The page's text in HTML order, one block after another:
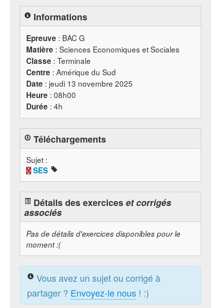
Informations
Epreuve : BACG
Matière : Sciences Economiques et Sociales
Classe : Terminale
Centre : Amérique du Sud
Date : jeudi 13 novembre 2025
Heure : 08h00
Durée : 4h
Téléchargements
Sujet :
SES
Détails des exerciceset corrigés
associés
Pas de détails d'exercices disponibles pour le
moment :(
Vous avez un sujet ou corrigé à
partager ? Envoyez-le nous ! :)